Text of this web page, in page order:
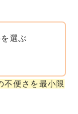
選ぶ
不便さを最小限